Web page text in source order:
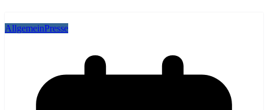
AllgemeinPresse